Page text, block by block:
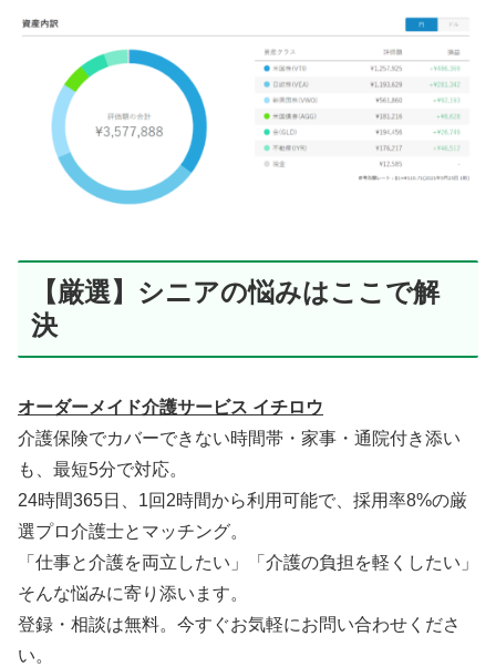
【厳選】シニアの悩みはここで解
決
オーダーメイド介護サービス イチロウ
介護保険でカバーできない時間帯・家事・通院付き添い
も、最短5分で対応。
24時間365日、1回2時間から利用可能で、採用率8%の厳
選プロ介護士とマッチング。
「仕事と介護を両立したい」「介護の負担を軽くしたい」
そんな悩みに寄り添います。
登録・相談は無料。今すぐお気軽にお問い合わせくださ
い。